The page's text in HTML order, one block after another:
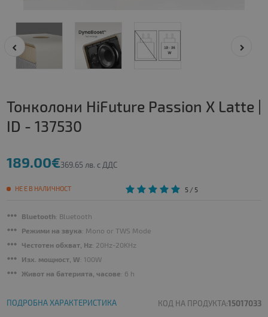
Тонколони HiFuture Passion X Latte |
ID - 137530
189.00€369.65 лв. с ДДС
НЕ Е В НАЛИЧНОСТ 5 / 5
Bluetooth: Bluetooth
Режими на звука: Mono or TWS Mode
Честотен обхват, Hz: 20Hz-20KHz
Изх. мощност, W: 100W
Живот на батерията, часове: 6 h
ПОДРОБНА ХАРАКТЕРИСТИКА КОД НА ПРОДУКТА:15017033